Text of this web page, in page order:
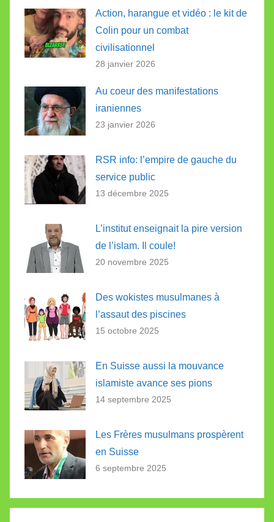
Action, harangue et vidéo : le kit de
Colin pour un combat
civilisationnel
28 janvier 2026
Au coeur des manifestations
iraniennes
23 janvier 2026
RSR info: l’empire de gauche du
service public
13 décembre 2025
L’institut enseignait la pire version
de l’islam. Il coule!
20 novembre 2025
Des wokistes musulmanes à
l’assaut des piscines
15 octobre 2025
En Suisse aussi la mouvance
islamiste avance ses pions
14 septembre 2025
Les Frères musulmans prospèrent
en Suisse
6 septembre 2025